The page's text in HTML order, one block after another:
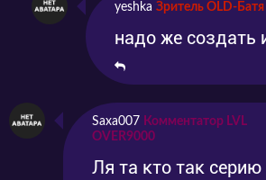
yeshka Зритель OLD-Батя
надо же создать
Saxa007 Комментатор LVL
OVER9000
Ля та кто так